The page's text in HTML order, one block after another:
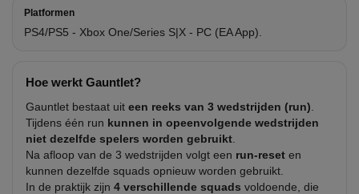
Platformen
PS4/PS5 - Xbox One/Series S|X - PC (EA App).
Hoe werkt Gauntlet?
Gauntlet bestaat uit een reeks van 3 wedstrijden (run).
Tijdens één run kunnen in opeenvolgende wedstrijden
niet dezelfde spelers worden gebruikt.
Na afloop van de 3 wedstrijden volgt een run-reset en
kunnen dezelfde squads opnieuw worden gebruikt.
In de praktijk zijn 4 verschillende squads voldoende, die